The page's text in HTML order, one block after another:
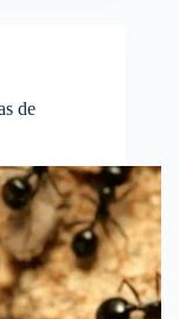
de